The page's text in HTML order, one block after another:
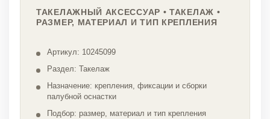
ТАКЕЛАЖНЫЙ АКСЕССУАР • ТАКЕЛАЖ •
РАЗМЕР, МАТЕРИАЛ И ТИП КРЕПЛЕНИЯ
Артикул: 10245099
Раздел: Такелаж
Назначение: крепления, фиксации и сборки
палубной оснастки
Подбор: размер, материал и тип крепления